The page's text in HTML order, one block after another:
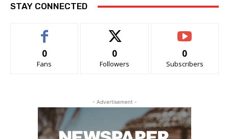
STAY CONNECTED
0
Fans
0
Followers
0
Subscribers
- Advertisement -